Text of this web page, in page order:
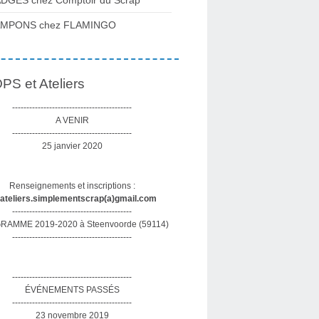
chez FLAMINGO
et Ateliers
------------------------------------------
A VENIR
------------------------------------------
25 janvier 2020
Renseignements et inscriptions :
------------------------------------------
2019-2020 à Steenvoorde (59114)
------------------------------------------
------------------------------------------
ÉVÉNEMENTS PASSÉS
------------------------------------------
23 novembre 2019